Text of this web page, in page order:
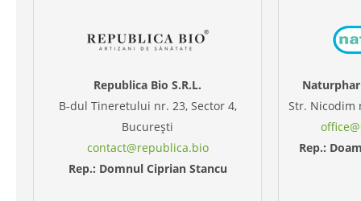
Republica Bio S.R.L.
B-dul Tineretului nr. 23, Sector 4,
București
contact@republica.bio
Rep.: Domnul Ciprian Stancu
Str. Nicodim
Rep.: